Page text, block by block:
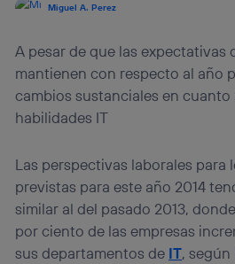
Miguel A. Perez
A pesar de que las expectativas
mantienen con respecto al año
cambios sustanciales en cuanto
habilidades IT
Las perspectivas laborales para
previstas para este año 2014
similar al del pasado 2013,
por ciento de las empresas
sus departamentos de IT,